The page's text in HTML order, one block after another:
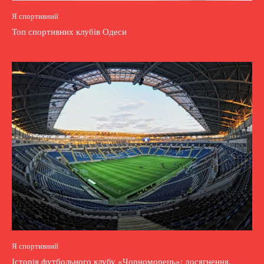
Я спортивний
Топ спортивних клубів Одеси
Я спортивний
Історія футбольного клубу «Чорноморець»: досягнення,